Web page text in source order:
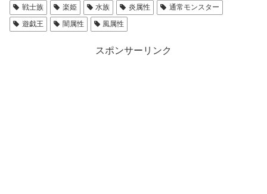
戦士族
楽姫 水族 炎属性
通常モンスター
遊戯王
闇属性 風属性
スポンサーリンク